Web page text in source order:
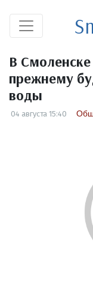
В
прежнему
воды
04 августа 15:40